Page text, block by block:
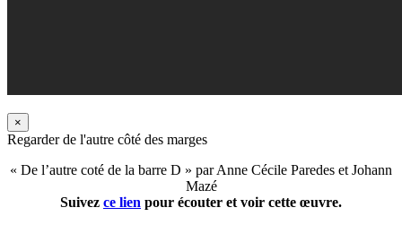
×
Regarder de l'autre côté des marges
« De l’autre coté de la barre D » par Anne Cécile Paredes et Johann
Mazé
Suivez ce lien pour écouter et voir cette œuvre.